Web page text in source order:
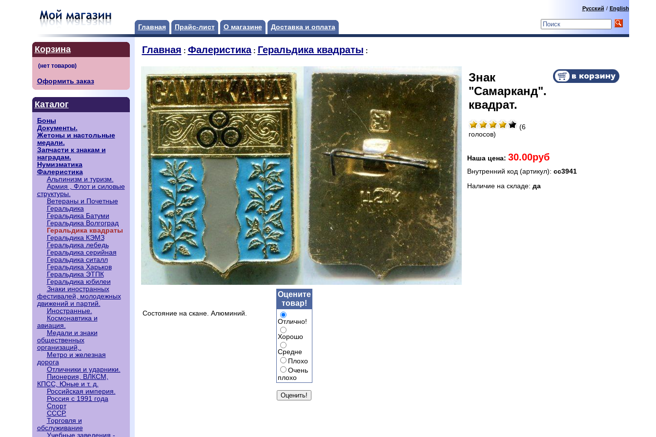
Главная Прайс-лист О магазине Доставка и оплата
Русский / English
Корзина
Оформить заказ
Каталог
Боны
Документы.
Жетоны и настольные
медали.
Запчасти к знакам и
наградам.
Нумизматика
Фалеристика
Альпинизм и туризм.
Армия , Флот и силовые
структуры.
Ветераны и Почетные
Геральдика
Геральдика Батуми
Геральдика Волгоград
Геральдика квадраты
Геральдика КЭМЗ
Геральдика лебедь
Геральдика серийная
Геральдика ситалл
Геральдика Харьков
Геральдика ЭТПК
Геральдика юбилеи
Знаки иностранных
фестивалей, молодежных
движений и партий.
Иностранные.
Космонавтика и
авиация.
Медали и знаки
общественных
организаций,.
Метро и железная
дорога
Отличники и ударники.
Пионерия, ВЛКСМ,
КПСС, Юные и т. д.
Российская империя.
Россия с 1991 года
Спорт
СССР.
Торговля и
обслуживание
Учебные заведения -
Главная : Фалеристика: Геральдика квадраты :
Знак
"Самарканд".
квадрат.
(6
голосов)
Наша цена: 30.00руб
Внутренний код (артикул): сс3941
Наличие на складе: да
Состояние на скане. Алюминий.
Оцените
товар!
Отлично!
Хорошо
Средне
Плохо
Очень
плохо